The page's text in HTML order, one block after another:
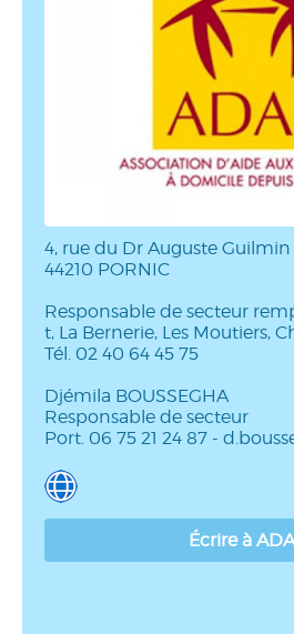
4, rue du Dr Auguste Guilmin
44210 PORNIC
Responsable de secteur
t, La Bernerie, Les Moutiers,
Tél. 02 40 64 45 75
Djémila BOUSSEGHA
Responsable de secteur
Port. 06 75 21 24 87 -
Écrire à